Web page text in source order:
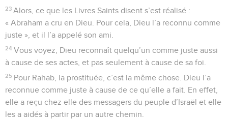
23 Alors, ce que les Livres Saints disent s’est réalisé :
« Abraham a cru en Dieu. Pour cela, Dieu l’a reconnu comme
juste », et il l’a appelé son ami.
24 Vous voyez, Dieu reconnaît quelqu’un comme juste aussi
à cause de ses actes, et pas seulement à cause de sa foi.
25 Pour Rahab, la prostituée, c’est la même chose. Dieu l’a
reconnue comme juste à cause de ce qu’elle a fait. En effet,
elle a reçu chez elle des messagers du peuple d’Israël et elle
les a aidés à partir par un autre chemin.